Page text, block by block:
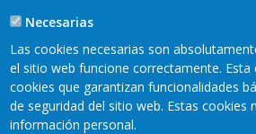
Necesarias
Las cookies necesarias son
el sitio web funcione correctamente. Esta
cookies que garantizan funcionalidades
de seguridad del sitio web. Estas cookies
información personal.